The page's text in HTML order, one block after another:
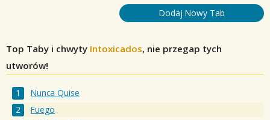
Dodaj Nowy Tab
Top Taby i chwyty Intoxicados, nie przegap tych
utworów!
Nunca Quise
Fuego